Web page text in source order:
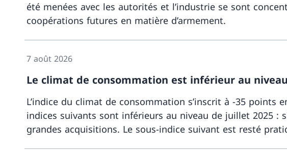
été menées avec les autorités et l’industrie se sont
coopérations futures en matière d’armement.
7 août 2026
Le climat de consommation est inférieur au
L’indice du climat de consommation s’inscrit à −35
indices suivants sont inférieurs au niveau de juillet 2025
grandes acquisitions. Le sous-indice suivant est resté